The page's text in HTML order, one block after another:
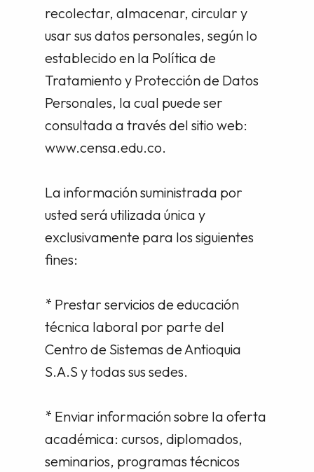
recolectar, almacenar, circular y
usar sus datos personales, según lo
establecido en la Política de
Tratamiento y Protección de Datos
Personales, la cual puede ser
consultada a través del sitio web:
www.censa.edu.co.
La información suministrada por
usted será utilizada única y
exclusivamente para los siguientes
fines:
* Prestar servicios de educación
técnica laboral por parte del
Centro de Sistemas de Antioquia
S.A.S y todas sus sedes.
* Enviar información sobre la oferta
académica: cursos, diplomados,
seminarios, programas técnicos